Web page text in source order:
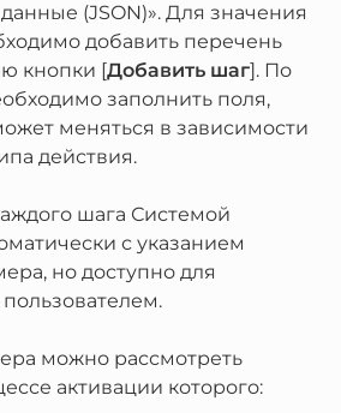
(JSON)». Для значения
добавить перечень
кнопки [Добавить шаг]. По
заполнить поля,
меняться в зависимости
действия.
шага Системой
с указанием
но доступно для
можно рассмотреть
активации которого: